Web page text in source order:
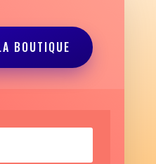
BOUTIQUE